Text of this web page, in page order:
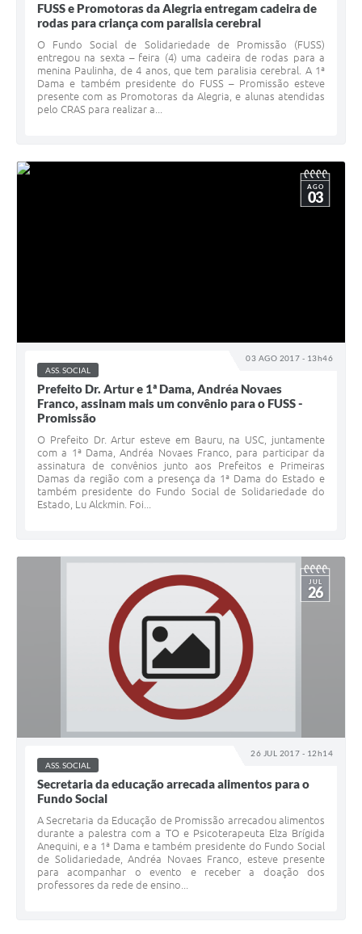
FUSS e Promotoras da Alegria entregam cadeira de
rodas para criança com paralisia cerebral
O Fundo Social de Solidariedade de Promissão (FUSS)
entregou na sexta – feira (4) uma cadeira de rodas para a
menina Paulinha, de 4 anos, que tem paralisia cerebral. A 1ª
Dama e também presidente do FUSS – Promissão esteve
presente com as Promotoras da Alegria, e alunas atendidas
pelo CRAS para realizar a...
03 AGO 2017 - 13h46
AGO
03
ASS. SOCIAL
Prefeito Dr. Artur e 1ª Dama, Andréa Novaes
Franco, assinam mais um convênio para o FUSS -
Promissão
O Prefeito Dr. Artur esteve em Bauru, na USC, juntamente
com a 1ª Dama, Andréa Novaes Franco, para participar da
assinatura de convênios junto aos Prefeitos e Primeiras
Damas da região com a presença da 1ª Dama do Estado e
também presidente do Fundo Social de Solidariedade do
Estado, Lu Alckmin. Foi...
26 JUL 2017 - 12h14
JUL
26
ASS. SOCIAL
Secretaria da educação arrecada alimentos para o
Fundo Social
A Secretaria da Educação de Promissão arrecadou alimentos
durante a palestra com a TO e Psicoterapeuta Elza Brígida
Anequini, e a 1ª Dama e também presidente do Fundo Social
de Solidariedade, Andréa Novaes Franco, esteve presente
para acompanhar o evento e receber a doação dos
professores da rede de ensino...